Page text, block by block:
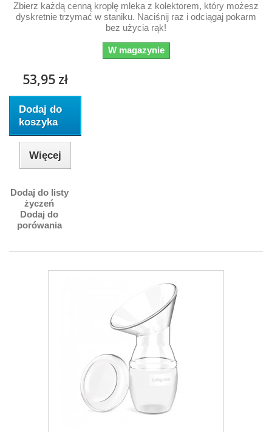
Zbierz każdą cenną kroplę mleka z kolektorem, który możesz
dyskretnie trzymać w staniku. Naciśnij raz i odciągaj pokarm
bez użycia rąk!
W magazynie
53,95 zł
Dodaj do
koszyka
Więcej
Dodaj do listy
życzeń
Dodaj do
porówania